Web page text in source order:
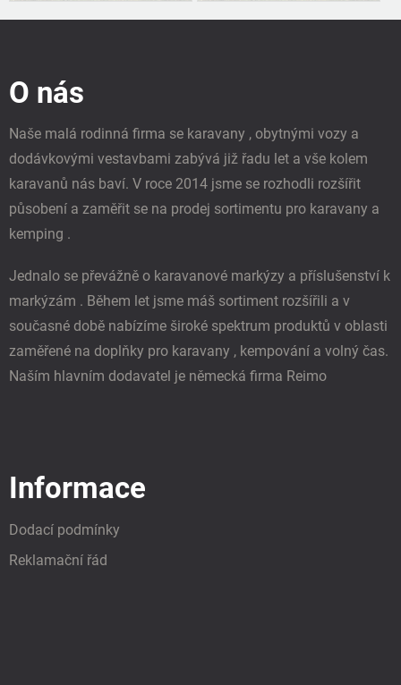
O nás
Naše malá rodinná firma se karavany , obytnými vozy a
dodávkovými vestavbami zabývá již řadu let a vše kolem
karavanů nás baví. V roce 2014 jsme se rozhodli rozšířit
působení a zaměřit se na prodej sortimentu pro karavany a
kemping .
Jednalo se převážně o karavanové markýzy a příslušenství k
markýzám . Během let jsme máš sortiment rozšířili a v
současné době nabízíme široké spektrum produktů v oblasti
zaměřené na doplňky pro karavany , kempování a volný čas.
Naším hlavním dodavatel je německá firma Reimo
Informace
Dodací podmínky
Reklamační řád